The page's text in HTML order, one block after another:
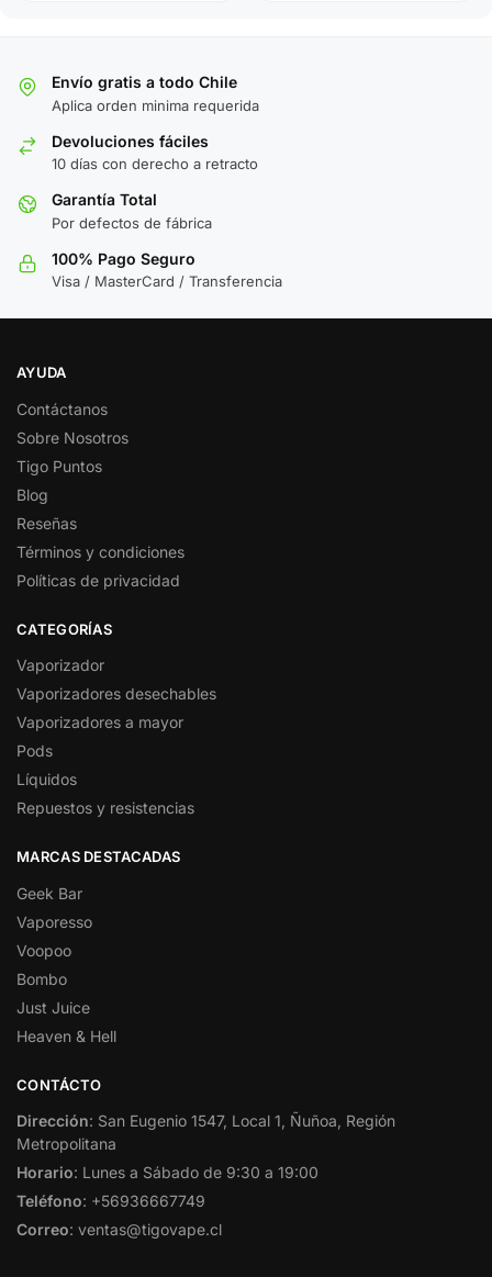
Envío gratis a todo Chile
Aplica orden minima requerida
Devoluciones fáciles
10 días con derecho a retracto
Garantía Total
Por defectos de fábrica
100% Pago Seguro
Visa / MasterCard / Transferencia
AYUDA
Contáctanos
Sobre Nosotros
Tigo Puntos
Blog
Reseñas
Términos y condiciones
Políticas de privacidad
CATEGORÍAS
Vaporizador
Vaporizadores desechables
Vaporizadores a mayor
Pods
Líquidos
Repuestos y resistencias
MARCAS DESTACADAS
Geek Bar
Vaporesso
Voopoo
Bombo
Just Juice
Heaven & Hell
CONTÁCTO
Dirección: San Eugenio 1547, Local 1, Ñuñoa, Región
Metropolitana
Horario: Lunes a Sábado de 9:30 a 19:00
Teléfono: +56936667749
Correo: ventas@tigovape.cl